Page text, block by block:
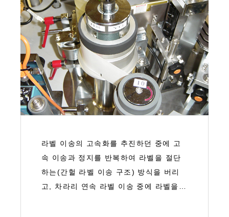
라벨 이송의 고속화를 추진하던 중에 고
속 이송과 정지를 반복하여 라벨을 절단
하는(간헐 라벨 이송 구조) 방식을 버리
고, 차라리 연속 라벨 이송 중에 라벨을